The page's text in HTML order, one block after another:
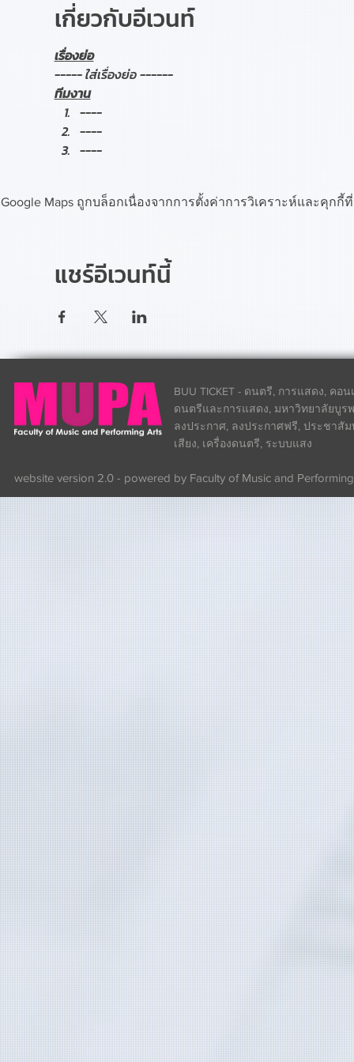
เกี่ยวกับอีเวนท์
เรื่องย่อ
----- ใส่เรื่องย่อ ------
ทีมงาน
----
----
----
Google Maps ถูกบล็อกเนื่องจากการตั้งค่าการวิเคราะห์และคุกกี้
แชร์อีเวนท์นี้
BUU TICKET - ดนตรี, การแสดง, คอ
ดนตรีและการแสดง, มหาวิทยาลัยบูร
ลงประกาศ, ลงประกาศฟรี, ประชาสั
เสียง, เครื่องดนตรี, ระบบแสง
website version 2.0 - powered by Faculty of Music and